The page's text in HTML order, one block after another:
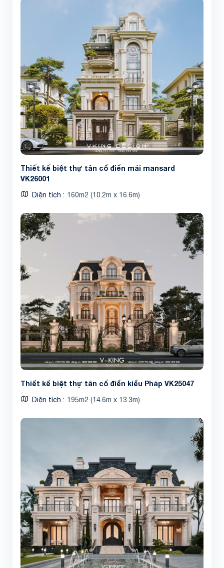
Thiết kế biệt thự tân cổ điển mái mansard
VK26001
Diện tích 160m2 (10.2m x 16.6m)
Thiết kế biệt thự tân cổ điển kiểu Pháp VK25047
Diện tích 195m2 (14.6m x 13.3m)